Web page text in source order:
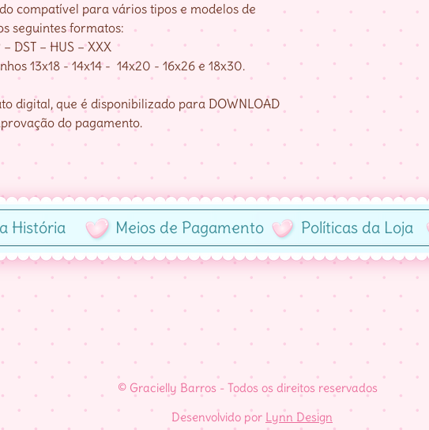
compatível para vários tipos e modelos de
seguintes formatos:
– DST – HUS – XXX
13x18 - 14x14 - 14x20 - 16x26 e 18x30.
digital, que é disponibilizado para DOWNLOAD
do pagamento.
História Meios de Pagamento Políticas da Loja
© Gracielly Barros - Todos os direitos reservados
Desenvolvido por Lynn Design